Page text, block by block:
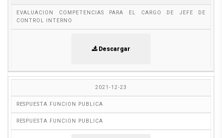
EVALUACION COMPETENCIAS PARA EL CARGO DE JEFE DE
CONTROL INTERNO
Descargar
2021-12-23
RESPUESTA FUNCION PUBLICA
RESPUESTA FUNCION PUBLICA